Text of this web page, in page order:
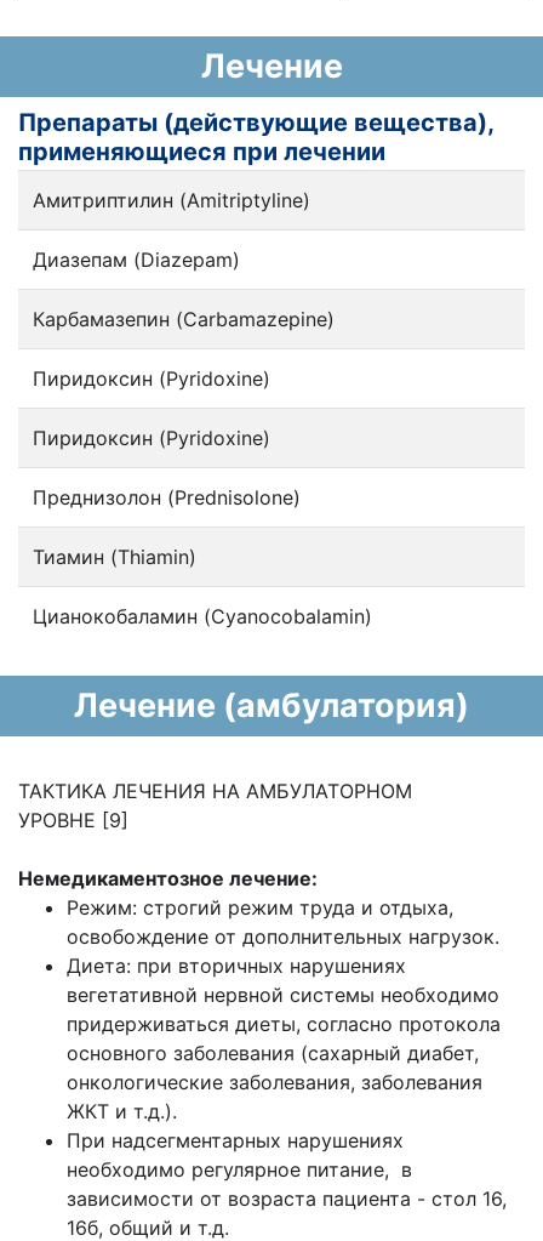
Лечение
Препараты (действующие вещества),
применяющиеся при лечении
Амитриптилин (Amitriptyline)
Диазепам (Diazepam)
Карбамазепин (Carbamazepine)
Пиридоксин (Pyridoxine)
Пиридоксин (Pyridoxine)
Преднизолон (Prednisolone)
Тиамин (Thiamin)
Цианокобаламин (Cyanocobalamin)
Лечение (амбулатория)
ТАКТИКА ЛЕЧЕНИЯ НА АМБУЛАТОРНОМ
УРОВНЕ [9]
Немедикаментозное лечение:
Режим: строгий режим труда и отдыха,
освобождение от дополнительных нагрузок.
Диета: при вторичных нарушениях
вегетативной нервной системы необходимо
придерживаться диеты, согласно протокола
основного заболевания (сахарный диабет,
онкологические заболевания, заболевания
ЖКТ и т.д.).
При надсегментарных нарушениях
необходимо регулярное питание, в
зависимости от возраста пациента - стол 16,
16б, общий и т.д.